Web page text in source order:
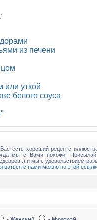
из печени
или уткой
белого соуса
есть хороший рецеп с
мы с Вами похожи!
:) и мы с удовольствием
с нами можно по этой